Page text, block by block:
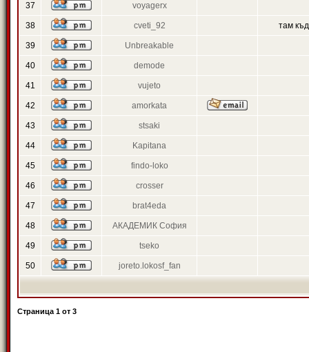
37 voyagerx
38 cveti_92 там
39 Unbreakable
40 demode
41 vujeto
42 amorkata
43 stsaki
44 Kapitana
45 findo-loko
46 crosser
47 brat4eda
48 АКАДЕМИК София
49 tseko
50 joreto.lokosf_fan
Страница 1 от 3